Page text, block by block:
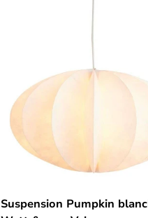
Suspension Pumpkin